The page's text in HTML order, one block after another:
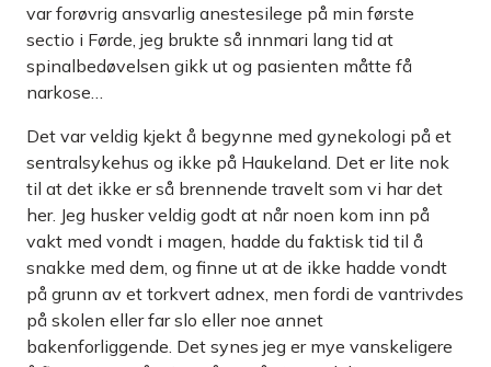
var forøvrig ansvarlig anestesilege på min første
sectio i Førde, jeg brukte så innmari lang tid at
spinalbedøvelsen gikk ut og pasienten måtte få
narkose…
Det var veldig kjekt å begynne med gynekologi på et
sentralsykehus og ikke på Haukeland. Det er lite nok
til at det ikke er så brennende travelt som vi har det
her. Jeg husker veldig godt at når noen kom inn på
vakt med vondt i magen, hadde du faktisk tid til å
snakke med dem, og finne ut at de ikke hadde vondt
på grunn av et torkvert adnex, men fordi de vantrivdes
på skolen eller far slo eller noe annet
bakenforliggende. Det synes jeg er mye vanskeligere